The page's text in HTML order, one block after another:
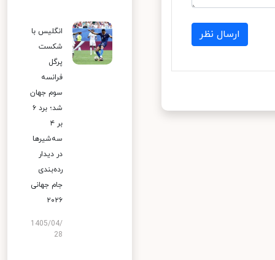
ارسال نظر
انگلیس با
شکست
پرگل
فرانسه
سوم جهان
شد؛ برد ۶
بر ۴
سه‌شیرها
در دیدار
رده‌بندی
جام جهانی
۲۰۲۶
1405/04/
28